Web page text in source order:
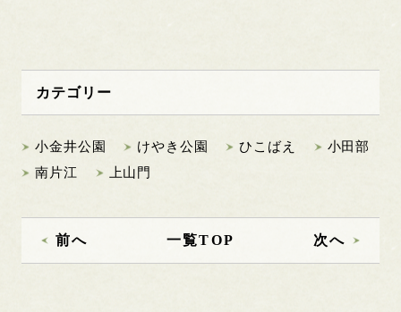
カテゴリー
小金井公園 けやき公園 ひこばえ
小田部
南片江
上山門
前へ 一覧TOP 次へ